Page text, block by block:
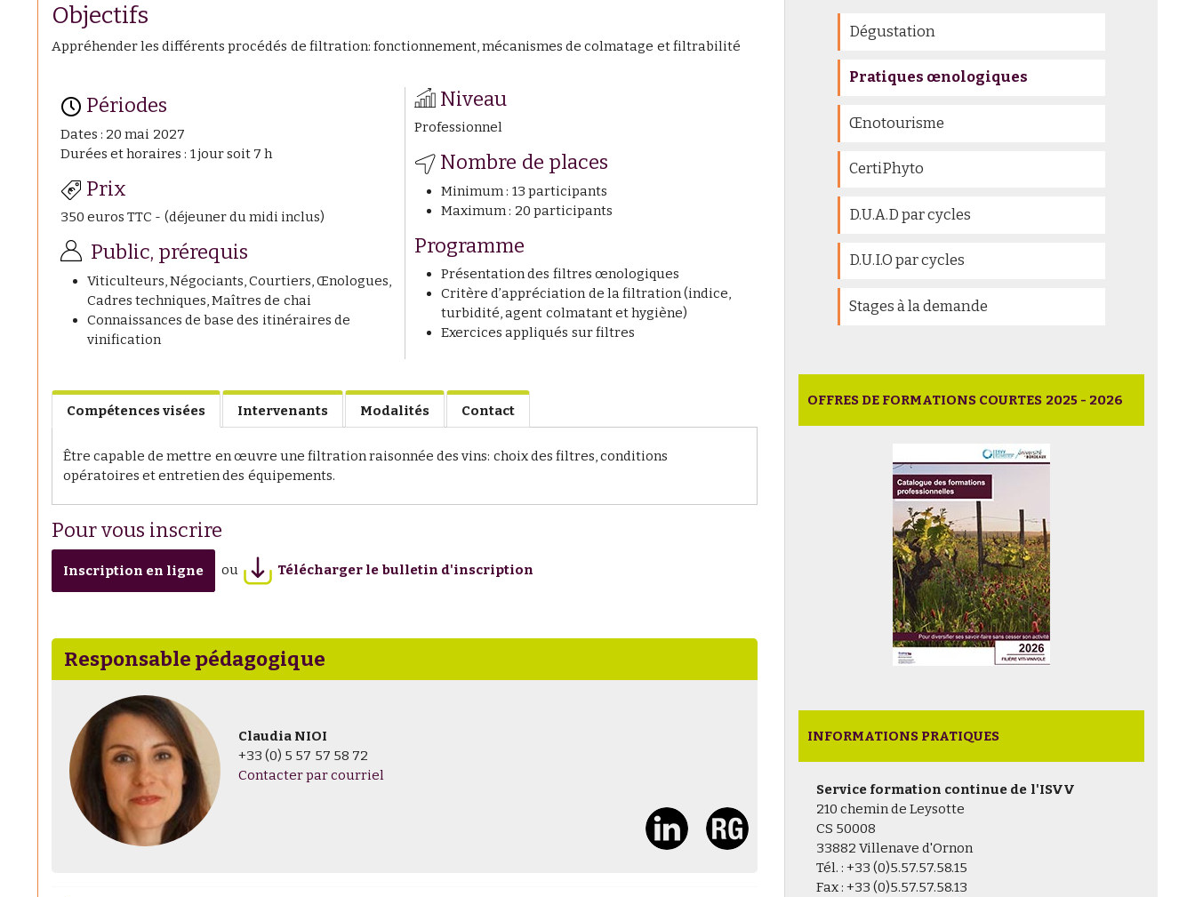
Objectifs
Appréhender les différents procédés de filtration: fonctionnement, mécanismes de colmatage et filtrabilité
Périodes
Dates : 20 mai 2027
Durées et horaires : 1 jour soit 7 h
Prix
350 euros TTC - (déjeuner du midi inclus)
Public, prérequis
Viticulteurs, Négociants, Courtiers, Œnologues,
Cadres techniques, Maîtres de chai
Connaissances de base des itinéraires de
vinification
Niveau
Professionnel
Nombre de places
Minimum : 13 participants
Maximum : 20 participants
Programme
Présentation des filtres œnologiques
Critère d’appréciation de la filtration (indice,
turbidité, agent colmatant et hygiène)
Exercices appliqués sur filtres
Compétences visées Intervenants Modalités Contact
Être capable de mettre en œuvre une filtration raisonnée des vins: choix des filtres, conditions
opératoires et entretien des équipements.
Pour vous inscrire
Inscription en ligne ou Télécharger le bulletin d'inscription
Responsable pédagogique
Claudia NIOI
+33 (0) 5 57 57 58 72
Contacter par courriel
Dégustation
Pratiques œnologiques
Œnotourisme
CertiPhyto
D.U.A.D par cycles
D.U.I.O par cycles
Stages à la demande
OFFRES DE FORMATIONS COURTES 2025 - 2026
INFORMATIONS PRATIQUES
Service formation continue de l'ISVV
210 chemin de Leysotte
CS 50008
33882 Villenave d'Ornon
Tél. : +33 (0)5.57.57.58.15
Fax : +33 (0)5.57.57.58.13